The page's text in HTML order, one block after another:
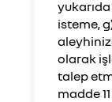
isteme,
olarak
talep
madde